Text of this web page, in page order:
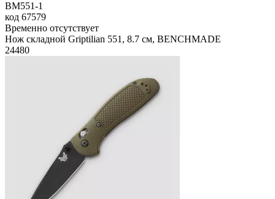
BM551-1
код 67579
Временно отсутствует
Нож складной Griptilian 551, 8.7 см, BENCHMADE
24480